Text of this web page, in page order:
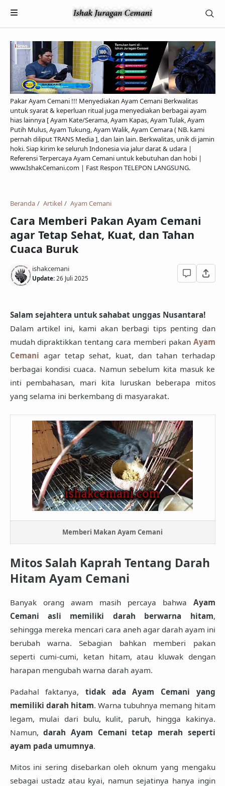
Payment
Privacy Policy
Feed
Pakar Ayam Cemani !!! Menyediakan Ayam Cemani Berkwalitas
untuk syarat & keperluan ritual juga menyediakan berbagai ayam
hias lainnya [ Ayam Kate/Serama, Ayam Kapas, Ayam Tulak, Ayam
Putih Mulus, Ayam Tukung, Ayam Walik, Ayam Cemara ( NB. kami
pernah diliput TRANS Media ], dan lain lain. Berkwalitas, unik di jamin
hoki. Siap kirim ke seluruh Indonesia via jalur darat & udara |
Referensi Terpercaya Ayam Cemani untuk kebutuhan dan hobi |
www.IshakCemani.com | Fast Respon TELEPON LANGSUNG.
Beranda Artikel Ayam Cemani
Cara Memberi Pakan Ayam Cemani
agar Tetap Sehat, Kuat, dan Tahan
Cuaca Buruk
ishakcemani
Update: 26 Juli 2025
Salam sejahtera untuk sahabat unggas Nusantara!
Dalam artikel ini, kami akan berbagi tips penting dan
mudah dipraktikkan tentang cara memberi pakan Ayam
Cemani agar tetap sehat, kuat, dan tahan terhadap
berbagai kondisi cuaca. Namun sebelum kita masuk ke
inti pembahasan, mari kita luruskan beberapa mitos
yang selama ini berkembang di masyarakat.
Memberi Makan Ayam Cemani
Mitos Salah Kaprah Tentang Darah
Hitam Ayam Cemani
Banyak orang awam masih percaya bahwa Ayam
Cemani asli memiliki darah berwarna hitam,
sehingga mereka mencari cara aneh agar darah ayam ini
berubah warna. Sebagian bahkan memberi pakan
seperti cumi-cumi, ketan hitam, atau kluwak dengan
harapan mengubah warna darah ayam.
Padahal faktanya, tidak ada Ayam Cemani yang
memiliki darah hitam. Warna tubuhnya memang hitam
legam, mulai dari bulu, kulit, paruh, hingga kakinya.
Namun,darah Ayam Cemani tetap merah seperti
ayam pada umumnya.
Mitos ini sering disebarkan oleh oknum yang mengaku
sebagai ustadz atau kyai, namun sejatinya hanya ingin